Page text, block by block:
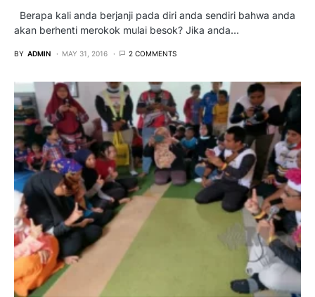
Berapa kali anda berjanji pada diri anda sendiri bahwa anda
akan berhenti merokok mulai besok? Jika anda…
BY ADMIN MAY 31, 2016 2 COMMENTS